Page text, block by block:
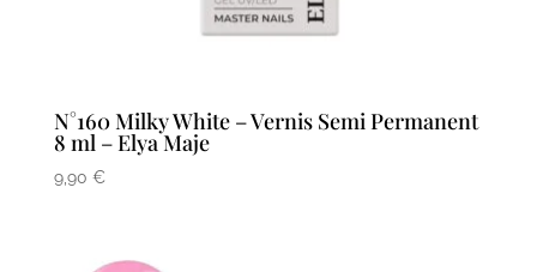
N°160 Milky White – Vernis Semi Permanent
8 ml – Elya Maje
9,90 €